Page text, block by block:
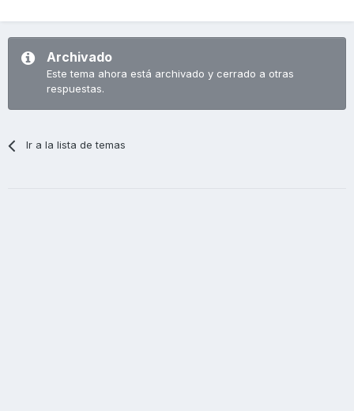
Archivado
Este tema ahora está archivado y cerrado a otras
respuestas.
Ir a la lista de temas